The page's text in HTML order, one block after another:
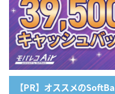
【PR】オススメの